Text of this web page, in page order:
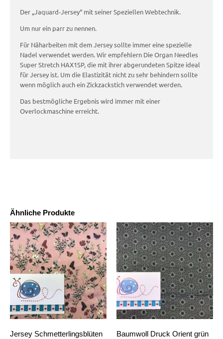
Ähnliche Produkte
Jersey Schmetterlingsblüten Baumwoll Druck Orient grün
Der „Jaquard-Jersey“ mit seiner Speziellen Webtechnik.
Um nur ein parr zu nennen.
Für Näharbeiten mit dem Jersey sollte immer eine spezielle
Nadel verwendet werden. Wir empfehlern Die Organ Needles
Super Stretch HAX1SP, die mit ihrer abgerundeten Spitze ideal
für Jersey ist. Um die Elastizität nicht zu sehr behindern sollte
wenn möglich auch ein Zickzackstich verwendet werden.
Das bestmögliche Ergebnis wird immer mit einer
Overlockmaschine erreicht.